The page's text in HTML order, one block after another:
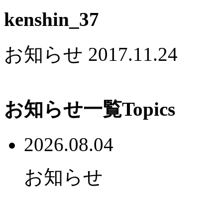
kenshin_37
お知らせ 2017.11.24
お知らせ一覧Topics
2026.08.04
お知らせ